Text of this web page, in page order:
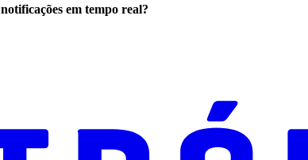
notificações em tempo real?